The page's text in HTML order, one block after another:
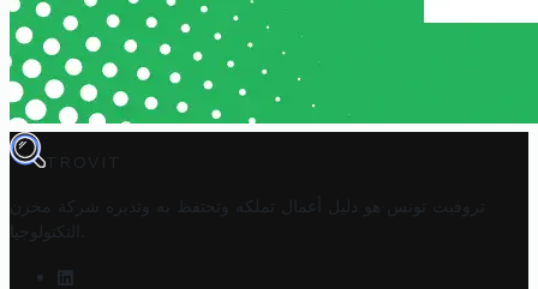
TROVIT
تروفيت تونس هو دليل أعمال تملكه وتحتفظ به وتديره
شركة مخزن
التكنولوجيا